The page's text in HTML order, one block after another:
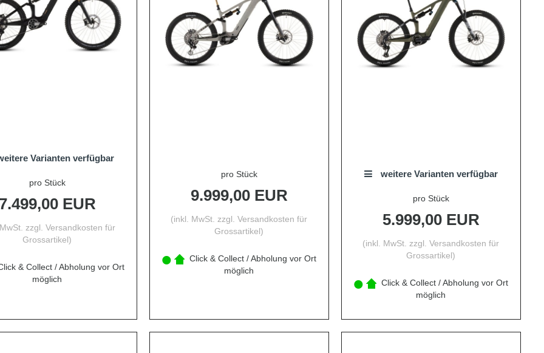
Varianten verfügbar
pro Stück
7.499,00 EUR
zzgl.Versandkosten für
Grossartikel)
& Collect / Abholung vor Ort
möglich
pro Stück
9.999,00 EUR
(inkl. MwSt. zzgl.Versandkosten für
Grossartikel)
Click & Collect / Abholung vor Ort
möglich
weitere Varianten verfügbar
pro Stück
5.999,00 EUR
(inkl. MwSt. zzgl.Versandkosten für
Grossartikel)
Click & Collect / Abholung vor Ort
möglich